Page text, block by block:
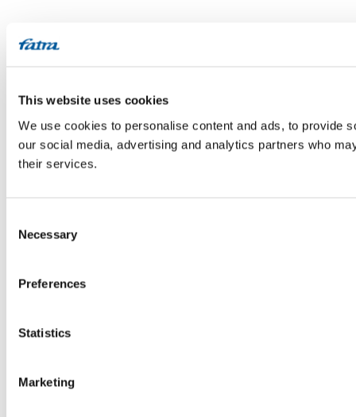
This website uses cookies
We use cookies to personalise content and ads, to provide
our social media, advertising and analytics partners who
their services.
Selection
Necessary
Preferences
Statistics
Marketing